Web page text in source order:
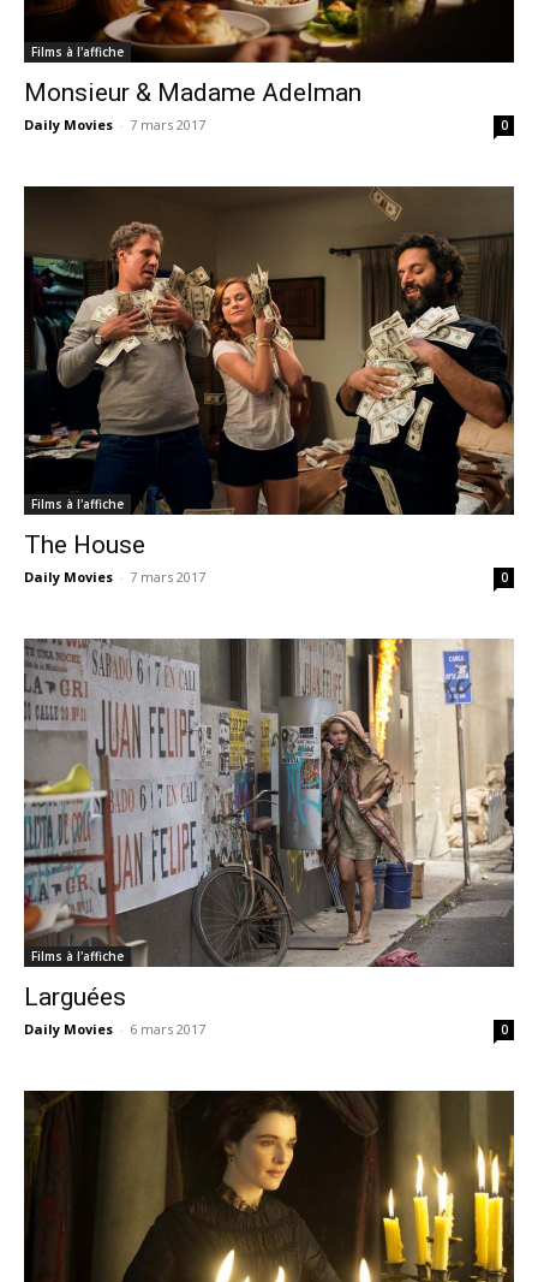
Films à l'affiche
Monsieur & Madame Adelman
Daily Movies - 7 mars 2017 0
Films à l'affiche
The House
Daily Movies - 7 mars 2017 0
Films à l'affiche
Larguées
Daily Movies - 6 mars 2017 0